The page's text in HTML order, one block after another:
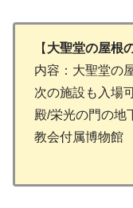
【 大聖堂の屋根
内容：大聖堂の
次の施設も入場
殿/栄光の門の地
教会付属博物館